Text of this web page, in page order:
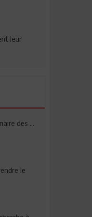
leur
des ...
le